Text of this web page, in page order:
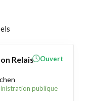
Relais
publique
Ouvert